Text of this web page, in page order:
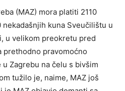
(MAZ) mora platiti 2110
nekadašnjih kuna Sveučilištu u
u velikom preokretu pred
prethodno pravomoćno
Zagrebu na čelu s bivšim
tužilo je, naime, MAZ još